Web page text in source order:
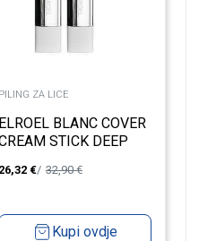
PILING ZA LICE
ELROEL BLANC COVER
STICK DEEP
26,32 € 32,90€
Kupi ovdje